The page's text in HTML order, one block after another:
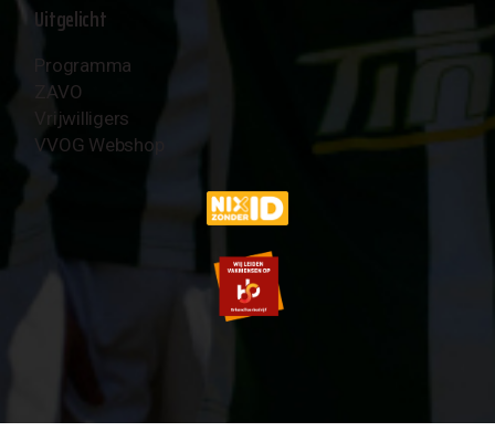
Uitgelicht
Programma
ZAVO
Vrijwilligers
VVOG Webshop